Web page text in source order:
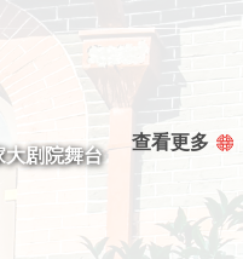
查看更多
大剧院舞台